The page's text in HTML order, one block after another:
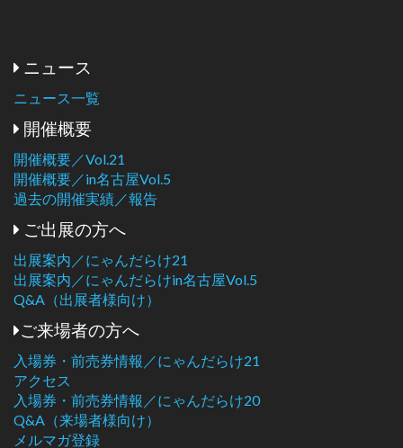
ニュース
ニュース一覧
開催概要
開催概要／Vol.21
開催概要／in名古屋Vol.5
過去の開催実績／報告
ご出展の方へ
出展案内／にゃんだらけ21
出展案内／にゃんだらけin名古屋Vol.5
Q&A（出展者様向け）
ご来場者の方へ
入場券・前売券情報／にゃんだらけ21
アクセス
入場券・前売券情報／にゃんだらけ20
Q&A（来場者様向け）
メルマガ登録